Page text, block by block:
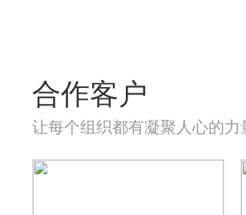
合作客户
让每个组织都有凝聚人心的力